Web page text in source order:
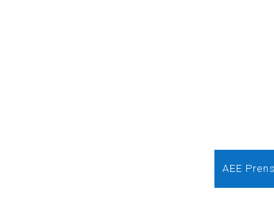
AEE